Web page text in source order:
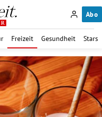
Abo
Freizeit Gesundheit Stars